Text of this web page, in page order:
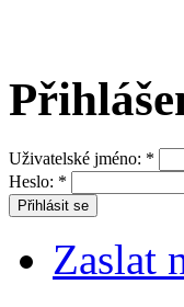
Uživatelské jméno: *
Heslo: *
Zaslat